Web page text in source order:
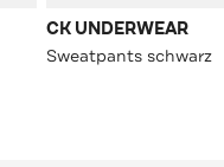
CK UNDERWEAR
Sweatpants schwarz